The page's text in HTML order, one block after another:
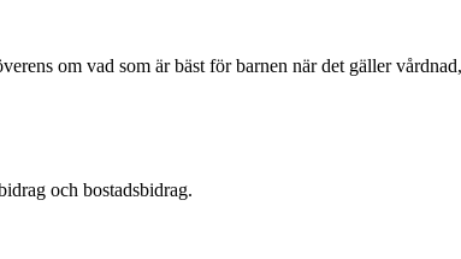
om vad som är bäst för barnen när det gäller
och bostadsbidrag.